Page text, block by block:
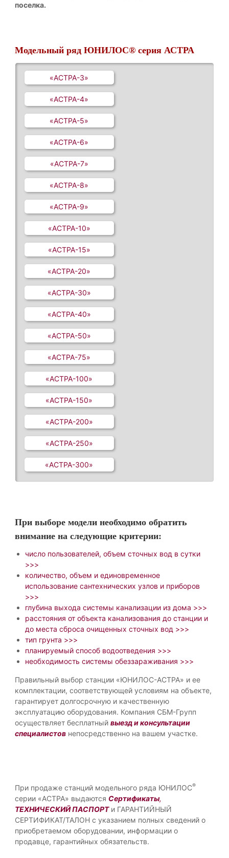
поселка.
Модельный ряд ЮНИЛОС® серия АСТРА
«АСТРА-3»
«АСТРА-4»
«АСТРА-5»
«АСТРА-6»
«АСТРА-7»
«АСТРА-8»
«АСТРА-9»
«АСТРА-10»
«АСТРА-15»
«АСТРА-20»
«АСТРА-30»
«АСТРА-40»
«АСТРА-50»
«АСТРА-75»
«АСТРА-100»
«АСТРА-150»
«АСТРА-200»
«АСТРА-250»
«АСТРА-300»
При выборе модели необходимо обратить
внимание на следующие критерии:
число пользователей, объем сточных вод в сутки
>>>
количество, объем и единовременное
использование сантехнических узлов и приборов
>>>
глубина выхода системы канализации из дома >>>
расстояния от объекта канализования до станции и
до места сброса очищенных сточных вод >>>
тип грунта >>>
планируемый способ водоотведения >>>
необходимость системы обеззараживания >>>
Правильный выбор станции «ЮНИЛОС-АСТРА» и ее
комплектации, соответствующей условиям на объекте,
гарантирует долгосрочную и качественную
эксплуатацию оборудования. Компания СБМ-Групп
осуществляет бесплатный выезд и консультации
специалистовнепосредственно на вашем участке.
При продаже станций модельного ряда ЮНИЛОС®
серии «АСТРА» выдаются Сертификаты,
ТЕХНИЧЕСКИЙ ПАСПОРТи ГАРАНТИЙНЫЙ
СЕРТИФИКАТ/ТАЛОН с указанием полных сведений о
приобретаемом оборудовании, информации о
продавце, гарантийных обязательств.